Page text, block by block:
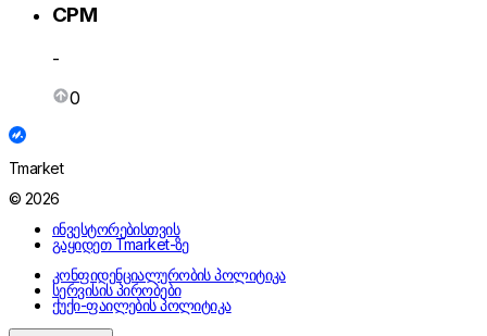
CPM
-
0
Tmarket
© 2026
ინვესტორებისთვის
გაყიდეთ Tmarket-ზე
კონფიდენციალურობის პოლიტიკა
სერვისის პირობები
ქუქი-ფაილების პოლიტიკა